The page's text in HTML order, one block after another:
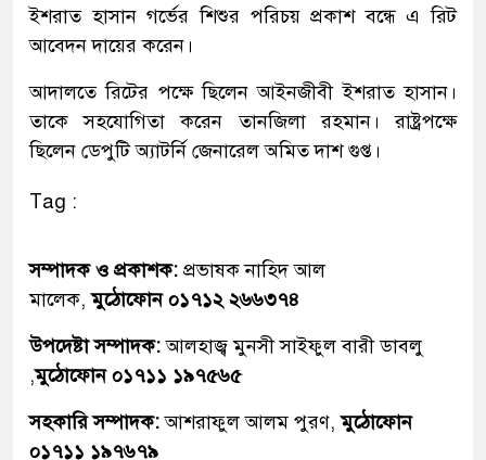
ইশরাত হাসান গর্ভের শিশুর পরিচয় প্রকাশ বন্ধে এ রিট
আবেদন দায়ের করেন।
আদালতে রিটের পক্ষে ছিলেন আইনজীবী ইশরাত হাসান।
তাকে সহযোগিতা করেন তানজিলা রহমান। রাষ্ট্রপক্ষে
ছিলেন ডেপুটি অ্যাটর্নি জেনারেল অমিত দাশ গুপ্ত।
Tag :
সম্পাদক ও প্রকাশক: প্রভাষক নাহিদ আল
মালেক,মুঠোফোন ০১৭১২ ২৬৬৩৭৪
উপদেষ্টা সম্পাদক:আলহাজ্ব মুনসী সাইফুল বারী ডাবলু
,মুঠোফোন ০১৭১১ ১৯৭৫৬৫
সহকারি সম্পাদক:আশরাফুল আলম পুরণ,মুঠোফোন
০১৭১১ ১৯৭৬৭৯